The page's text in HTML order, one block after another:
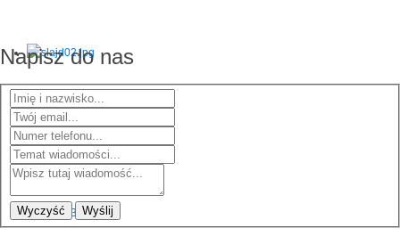
Napisz do nas
Wyczyść Wyślij